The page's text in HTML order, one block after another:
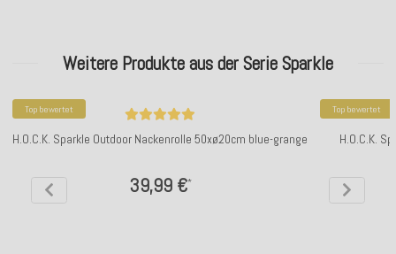
Weitere Produkte aus der Serie Sparkle
Top bewertet
H.O.C.K. Sparkle Outdoor Nackenrolle 50xø20cm blue-grange
39,99 €*
Top bewertet
H.O.C.K.